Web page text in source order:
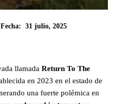
Fecha: 31 julio, 2025
llamada Return To The
en 2023 en el estado de
una fuerte polémica en